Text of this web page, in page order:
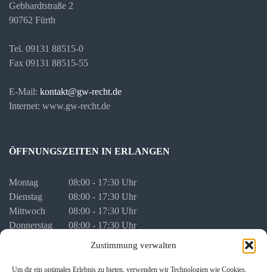
Zustimmung verwalten
Um dir ein optimales Erlebnis zu bieten, verwenden wir Technologien wie Cookies,
Gebhardtstraße 2
90762 Fürth
Tel. 09131 88515-0
Fax 09131 88515-55
E-Mail: kontakt@gw-recht.de
Internet: www.gw-recht.de
ÖFFNUNGSZEITEN IN ERLANGEN
Montag
08:00 - 17:30 Uhr
Dienstag
08:00 - 17:30 Uhr
Mittwoch
08:00 - 17:30 Uhr
Donnerstag
08:00 - 17:30 Uhr